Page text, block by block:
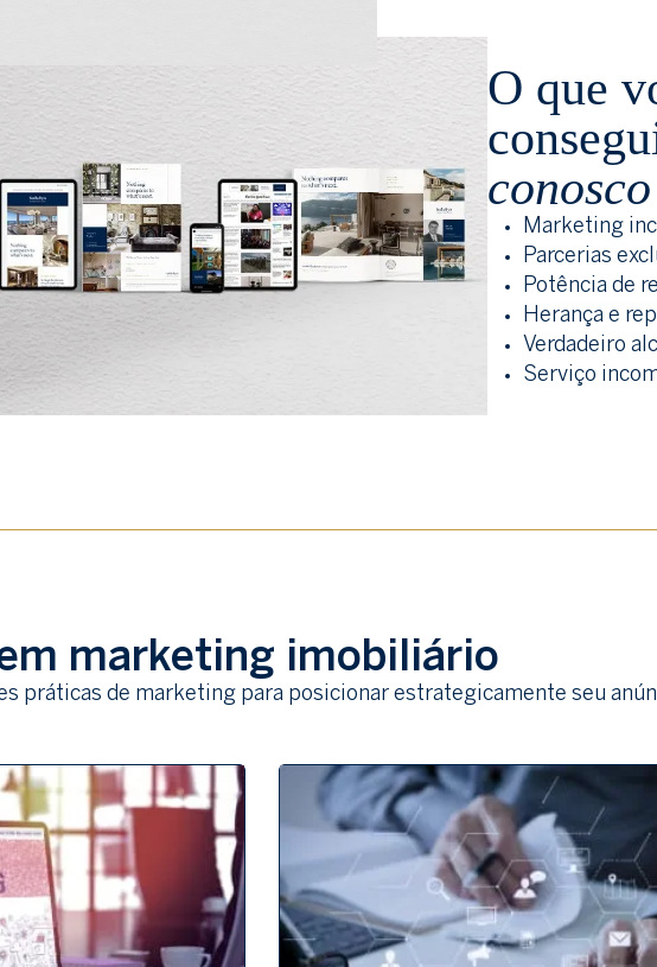
O que
conosco
Marketing
Parcerias
Potência de
Herança e
Verdadeiro
Serviço
marketing imobiliário
práticas de marketing para posicionar estrategicamente seu